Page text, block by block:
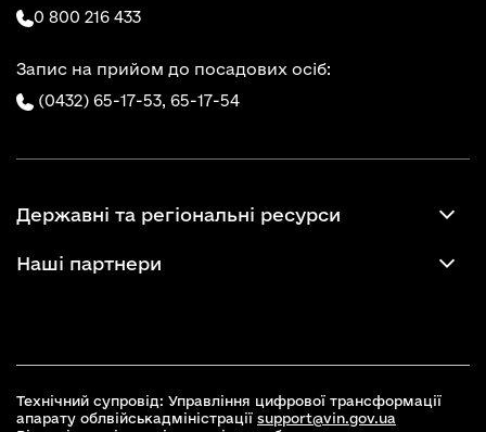
0 800 216 433
Запис на прийом до посадових осіб:
(0432) 65-17-53, 65-17-54
Державні та регіональні ресурси
Наші партнери
Технічний супровід: Управління цифрової трансформації
апарату облвійськадміністрації support@vin.gov.ua